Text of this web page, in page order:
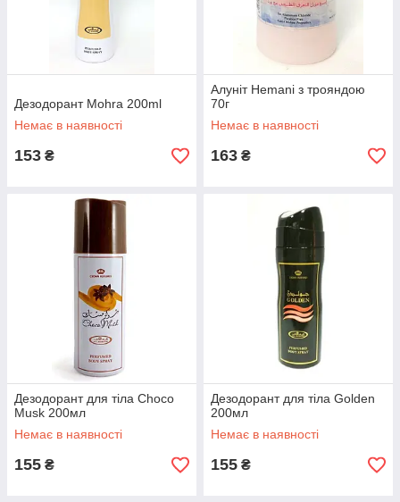
Дезодорант Mohra 200ml
Немає в наявності
153 ₴
Алуніт Hemani з трояндою
70г
Немає в наявності
163 ₴
Дезодорант для тіла Choco
Musk 200мл
Немає в наявності
155 ₴
Дезодорант для тіла Golden
200мл
Немає в наявності
155 ₴